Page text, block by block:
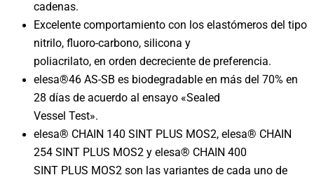
cadenas.
Excelente comportamiento con los elastómeros del tipo
nitrilo, fluoro-carbono, silicona y
poliacrilato, en orden decreciente de preferencia.
elesa®46 AS-SB es biodegradable en más del 70% en
28 días de acuerdo al ensayo «Sealed
Vessel Test».
elesa® CHAIN 140 SINT PLUS MOS2, elesa® CHAIN
254 SINT PLUS MOS2 y elesa® CHAIN 400
SINT PLUS MOS2 son las variantes de cada uno de